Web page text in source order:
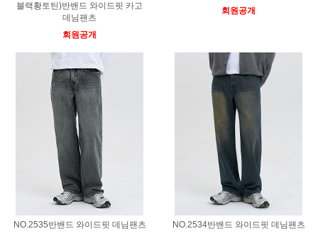
블랙황토틴)반밴드 와이드핏 카고
데님팬츠
회원공개
회원공개
NO.2535반밴드 와이드핏 데님팬츠
NO.2534반밴드 와이드핏 데님팬츠